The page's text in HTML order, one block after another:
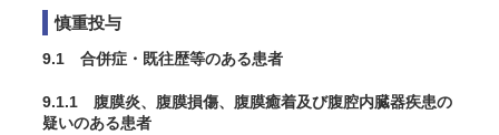
慎重投与
9.1 合併症・既往歴等のある患者
9.1.1 腹膜炎、腹膜損傷、腹膜癒着及び腹腔内臓器疾患の
疑いのある患者